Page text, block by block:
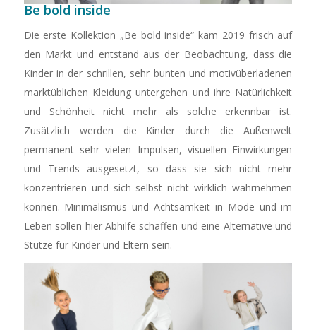
Be bold inside
Die erste Kollektion „Be bold inside“ kam 2019 frisch auf
den Markt und entstand aus der Beobachtung, dass die
Kinder in der schrillen, sehr bunten und motivüberladenen
marktüblichen Kleidung untergehen und ihre Natürlichkeit
und Schönheit nicht mehr als solche erkennbar ist.
Zusätzlich werden die Kinder durch die Außenwelt
permanent sehr vielen Impulsen, visuellen Einwirkungen
und Trends ausgesetzt, so dass sie sich nicht mehr
konzentrieren und sich selbst nicht wirklich wahrnehmen
können. Minimalismus und Achtsamkeit in Mode und im
Leben sollen hier Abhilfe schaffen und eine Alternative und
Stütze für Kinder und Eltern sein.